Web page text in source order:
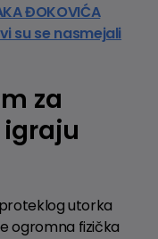
ĐOKOVIĆA
su se nasmejali
za
utorka
ogromna fizička